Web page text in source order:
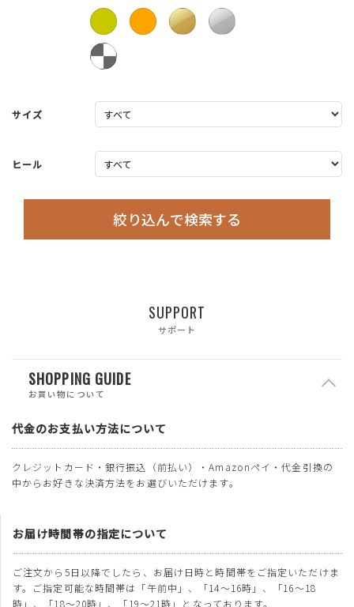
サイズ
ヒール
絞り込んで検索する
SUPPORT
サポート
SHOPPING GUIDE
お買い物について
代金のお支払い方法について
クレジットカード・銀行振込（前払い）・Amazonペイ・代金引換の
中からお好きな決済方法をお選びいただけます。
お届け時間帯の指定について
ご注文から5日以降でしたら、お届け日時と時間帯をご指定いただけま
す。ご指定可能な時間帯は「午前中」、「14～16時」、「16～18
時」、「18～20時」、「19～21時」となっております。